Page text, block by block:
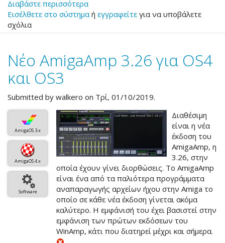
Διαβάστε περισσότεραγια
το
AmigaAmp
για
OS4
Εισέλθετε στο σύστημαή εγγραφείτε για να υποβάλετε
σχόλια
Νέο AmigaAmp 3.26 για OS4
και OS3
Submitted by walkero on Τρί, 01/10/2019.
AmigaOS 3.x
AmigaOS 4.x
Software
Διαθέσιμη
είναι η νέα
έκδοση του
AmigaAmp, η
3.26, στην
οποία έχουν γίνει διορθώσεις. Το AmigaAmp
είναι ένα από τα παλιότερα προγράμματα
αναπαραγωγής αρχείων ήχου στην Amiga το
οποίο σε κάθε νέα έκδοση γίνεται ακόμα
καλύτερο. Η εμφάνισή του έχει βασιστεί στην
εμφάνιση των πρώτων εκδόσεων του
WinAmp, κάτι που διατηρεί μέχρι και σήμερα.